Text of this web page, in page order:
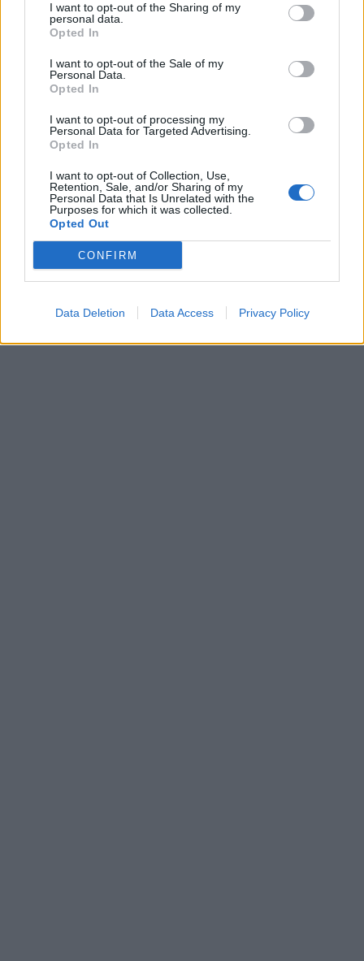
I want to opt-out of the Sharing of my
personal data.
Opted In
I want to opt-out of the Sale of my
Personal Data.
Opted In
I want to opt-out of processing my
Personal Data for Targeted Advertising.
Opted In
I want to opt-out of Collection, Use,
Retention, Sale, and/or Sharing of my
Personal Data that Is Unrelated with the
Purposes for which it was collected.
Opted Out
CONFIRM
Data Deletion Data Access Privacy Policy